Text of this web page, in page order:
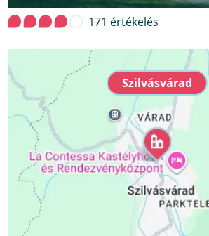
171 értékelés
Szilvásvárad